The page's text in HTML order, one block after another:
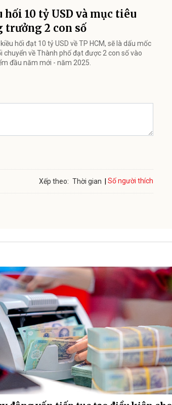
hối 10 tỷ USD và mục tiêu
trưởng 2 con số
kiều hối đạt 10 tỷ USD về TP HCM, sẽ là dấu mốc
chuyển về Thành phố đạt được 2 con số vào
đầu năm mới - năm 2025.
Xếp theo: Thời gian Số người thích